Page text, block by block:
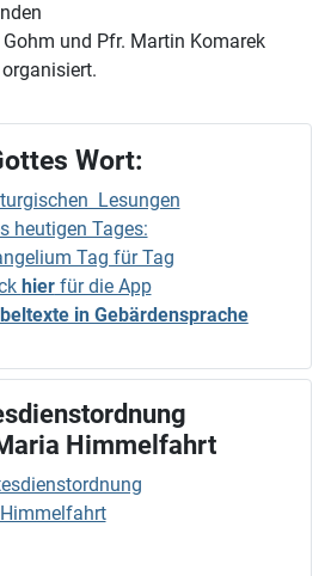
und Pfr. Martin Komarek
Wort:
Lesungen
heutigen Tages:
hierfür die App
in Gebärdensprache
Himmelfahrt